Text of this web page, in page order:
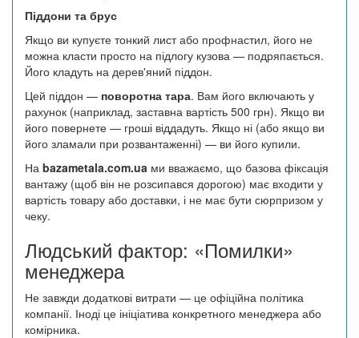
Піддони та брус
Якщо ви купуєте тонкий лист або профнастил, його не
можна класти просто на підлогу кузова — подряпається.
Його кладуть на дерев'яний піддон.
Цей піддон — поворотна тара. Вам його включають у
рахунок (наприклад, заставна вартість 500 грн). Якщо ви
його повернете — гроші віддадуть. Якщо ні (або якщо ви
його зламали при розвантаженні) — ви його купили.
На bazametala.com.ua ми вважаємо, що базова фіксація
вантажу (щоб він не розсипався дорогою) має входити у
вартість товару або доставки, і не має бути сюрпризом у
чеку.
Людський фактор: «Помилки»
менеджера
Не завжди додаткові витрати — це офіційна політика
компанії. Іноді це ініціатива конкретного менеджера або
комірника.